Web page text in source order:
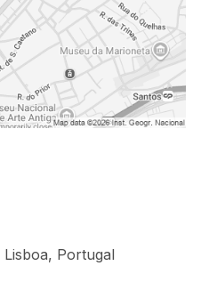
Lisboa, Portugal